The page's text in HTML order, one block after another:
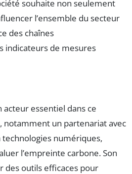
souhaite non seulement
l’ensemble du secteur
des chaînes
indicateurs de mesures
essentiel dans ce
notamment un partenariat avec
technologies numériques,
l’empreinte carbone. Son
des outils efficaces pour